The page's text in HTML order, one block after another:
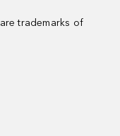
trademarks of